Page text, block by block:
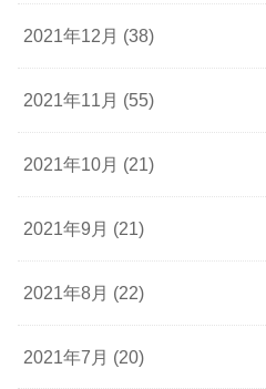
2021年12月 (38)
2021年11月 (55)
2021年10月 (21)
2021年9月 (21)
2021年8月 (22)
2021年7月 (20)